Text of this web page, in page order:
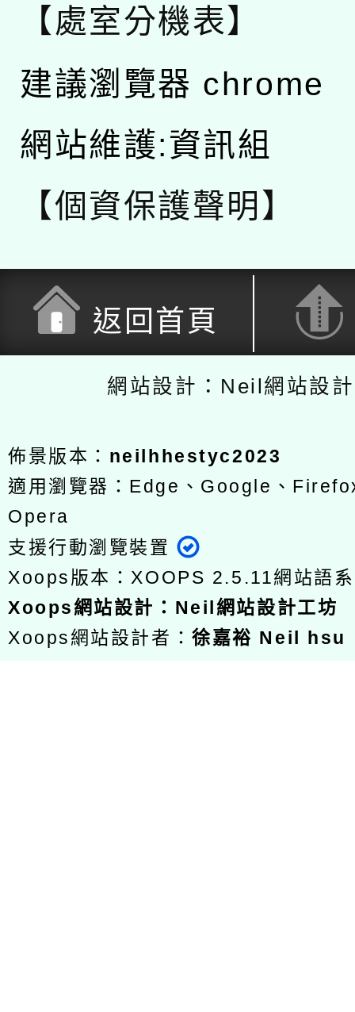
【處室分機表】
建議瀏覽器 chrome
網站維護:資訊組
【個資保護聲明】
返回首頁
網站設計：Neil網站設
佈景版本： neilhhestyc2023
適用瀏覽器：Edge、Google、
Opera
支援行動瀏覽裝置
Xoops版本： XOOPS 2.5.11網站語
Xoops網站設計 ： Neil網站設計工坊
Xoops網站設計者：徐嘉裕 Neil hsu